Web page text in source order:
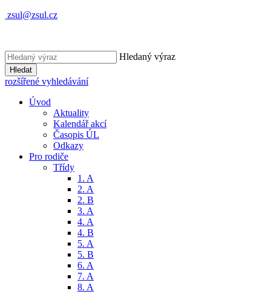
zsul@zsul.cz
Hledaný výraz
Hledat
rozšířené vyhledávání
Úvod
Aktuality
Kalendář akcí
Časopis ÚL
Odkazy
Pro rodiče
Třídy
1. A
2. A
2. B
3. A
4. A
4. B
5. A
5. B
6. A
7. A
8. A